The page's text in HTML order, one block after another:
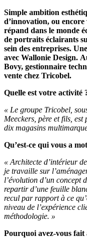
Simple ambition
d’innovation, ou encore
répand dans le monde
de portraits éclairants
sein des entreprises.
avec Wallonie Design.
Bovy, gestionnaire
vente chez Tricobel.
Quelle est votre activité
« Le groupe Tricobel,
Meeckers, père et fils, est
dix magasins
Qu’est-ce qui vous a
« Architecte d’intérieur
je travaille sur
l’évolution d’un concept
repartir d’une feuille
recul par rapport à ce
niveau de l’expérience
méthodologie. »
Pourquoi avez-vous fait